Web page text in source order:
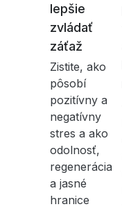
lepšie
zvládať
záťaž
Zistite, ako
pôsobí
pozitívny a
negatívny
stres a ako
odolnosť,
regenerácia
a jasné
hranice